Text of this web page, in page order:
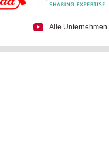
Alle Unternehmen